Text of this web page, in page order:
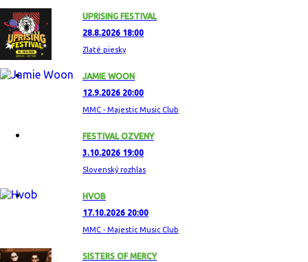
UPRISING FESTIVAL
28.8.2026 18:00
Zlaté piesky
JAMIE WOON
12.9.2026 20:00
MMC - Majestic Music Club
FESTIVAL OZVENY
3.10.2026 19:00
Slovenský rozhlas
HVOB
17.10.2026 20:00
MMC - Majestic Music Club
SISTERS OF MERCY